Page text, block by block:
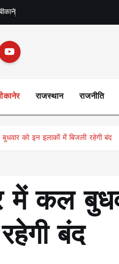
कन
राजस्थान राजनीति
को इन इलाकों में बिजली रहेगी बंद
में कल
बंद